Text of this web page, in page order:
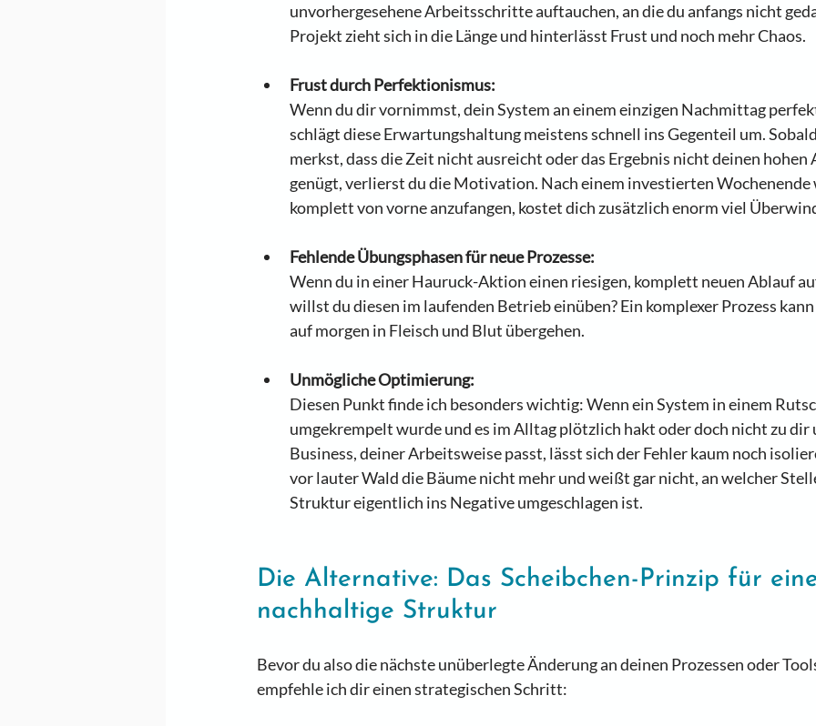
unvorhergesehene Arbeitsschritte auftauchen, an die du anfangs nicht
Projekt zieht sich in die Länge und hinterlässt Frust und noch mehr Chaos.
Frust durch Perfektionismus:
Wenn du dir vornimmst, dein System an einem einzigen Nachmittag
schlägt diese Erwartungshaltung meistens schnell ins Gegenteil um.
merkst, dass die Zeit nicht ausreicht oder das Ergebnis nicht deinen hohen
genügt, verlierst du die Motivation. Nach einem investierten
komplett von vorne anzufangen, kostet dich zusätzlich enorm viel
Fehlende Übungsphasen für neue Prozesse:
Wenn du in einer Hauruck-Aktion einen riesigen, komplett neuen Ablauf
willst du diesen im laufenden Betrieb einüben? Ein komplexer Prozess
auf morgen in Fleisch und Blut übergehen.
Unmögliche Optimierung:
Diesen Punkt finde ich besonders wichtig: Wenn ein System in einem
umgekrempelt wurde und es im Alltag plötzlich hakt oder doch nicht zu dir
Business, deiner Arbeitsweise passt, lässt sich der Fehler kaum noch
vor lauter Wald die Bäume nicht mehr und weißt gar nicht, an welcher
Struktur eigentlich ins Negative umgeschlagen ist.
Die Alternative: Das Scheibchen-Prinzip für
nachhaltige Struktur
Bevor du also die nächste unüberlegte Änderung an deinen Prozessen oder
empfehle ich dir einen strategischen Schritt: